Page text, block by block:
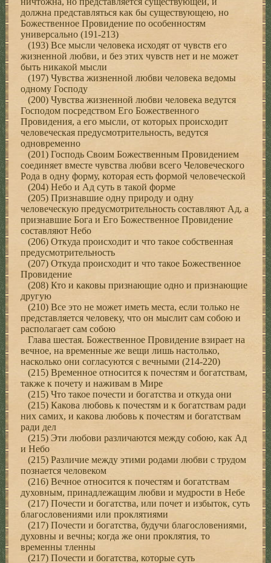
должна представляться как бы существующею, но
Божественное Провидение по особенностям
универсально (191-213)
(193) Все мысли человека исходят от чувств его
жизненной любви, и без этих чувств нет и не может
быть никакой мысли
(197) Чувства жизненной любви человека ведомы
одному Господу
(200) Чувства жизненной любви человека ведутся
Господом посредством Его Божественного
Провидения, а его мысли, от которых происходит
человеческая предусмотрительность, ведутся
одновременно
(201) Господь Своим Божественным Провидением
соединяет вместе чувства любви всего Человеческого
Рода в одну форму, которая есть формой человеческой
(204) Небо и Ад суть в такой форме
(205) Признавшие одну природу и одну
человеческую предусмотрительность составляют Ад, а
признавшие Бога и Его Божественное Провидение
составляют Небо
(206) Откуда происходит и что такое собственная
предусмотрительность
(207) Откуда происходит и что такое Божественное
Провидение
(208) Кто и каковы признающие одно и признающие
другую
(210) Все это не может иметь места, если только не
представляется человеку, что он мыслит сам собою и
располагает сам собою
Глава шестая. Божественное Провидение взирает на
вечное, на временные же вещи лишь настолько,
насколько они согласуются с вечными (214-220)
(215) Временное относится к почестям и богатствам,
также к почету и наживам в Мире
(215) Что такое почести и богатства и откуда они
(215) Какова любовь к почестям и к богатствам ради
них самих, и какова любовь к почестям и богатствам
ради дел
(215) Эти любови различаются между собою, как Ад
и Небо
(215) Различие между этими родами любви с трудом
познается человеком
(216) Вечное относится к почестям и богатствам
духовным, принадлежащим любви и мудрости в Небе
(217) Почести и богатства, или почет и избыток, суть
благословениями или проклятиями
(217) Почести и богатства, будучи благословениями,
духовны и вечны; когда же они проклятия, то
временны тленны
(217) Почести и богатства, которые суть